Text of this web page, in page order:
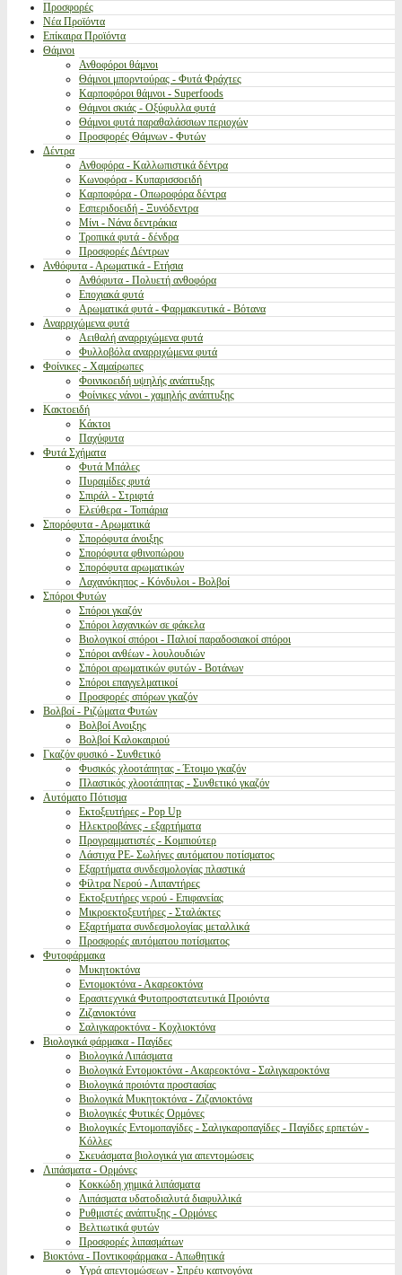
Προσφορές
Νέα Προϊόντα
Επίκαιρα Προϊόντα
Θάμνοι
Ανθοφόροι θάμνοι
Θάμνοι μπορντούρας - Φυτά Φράχτες
Καρποφόροι θάμνοι - Superfoods
Θάμνοι σκιάς - Οξύφυλλα φυτά
Θάμνοι φυτά παραθαλάσσιων περιοχών
Προσφορές Θάμνων - Φυτών
Δέντρα
Ανθοφόρα - Καλλωπιστικά δέντρα
Κωνοφόρα - Κυπαρισσοειδή
Καρποφόρα - Οπωροφόρα δέντρα
Εσπεριδοειδή - Ξυνόδεντρα
Μίνι - Νάνα δεντράκια
Τροπικά φυτά - δένδρα
Προσφορές Δέντρων
Ανθόφυτα - Αρωματικά - Ετήσια
Ανθόφυτα - Πολυετή ανθοφόρα
Εποχιακά φυτά
Αρωματικά φυτά - Φαρμακευτικά - Βότανα
Αναρριχώμενα φυτά
Αειθαλή αναρριχώμενα φυτά
Φυλλοβόλα αναρριχώμενα φυτά
Φοίνικες - Χαμαίρωπες
Φοινικοειδή υψηλής ανάπτυξης
Φοίνικες νάνοι - χαμηλής ανάπτυξης
Κακτοειδή
Κάκτοι
Παχύφυτα
Φυτά Σχήματα
Φυτά Μπάλες
Πυραμίδες φυτά
Σπιράλ - Στριφτά
Ελεύθερα - Τοπιάρια
Σπορόφυτα - Αρωματικά
Σπορόφυτα άνοιξης
Σπορόφυτα φθινοπώρου
Σπορόφυτα αρωματικών
Λαχανόκηπος - Κόνδυλοι - Βολβοί
Σπόροι Φυτών
Σπόροι γκαζόν
Σπόροι λαχανικών σε φάκελα
Βιολογικοί σπόροι - Παλιοί παραδοσιακοί σπόροι
Σπόροι ανθέων - λουλουδιών
Σπόροι αρωματικών φυτών - Βοτάνων
Σπόροι επαγγελματικοί
Προσφορές σπόρων γκαζόν
Βολβοί - Ριζώματα Φυτών
Βολβοί Ανοιξης
Βολβοί Καλοκαιριού
Γκαζόν φυσικό - Συνθετικό
Φυσικός χλοοτάπητας - Έτοιμο γκαζόν
Πλαστικός χλοοτάπητας - Συνθετικό γκαζόν
Αυτόματο Πότισμα
Εκτοξευτήρες - Pop Up
Ηλεκτροβάνες - εξαρτήματα
Προγραμματιστές - Κομπιούτερ
Λάστιχα PE- Σωλήνες αυτόματου ποτίσματος
Εξαρτήματα συνδεσμολογίας πλαστικά
Φίλτρα Νερού - Λιπαντήρες
Εκτοξευτήρες νερού - Επιφανείας
Μικροεκτοξευτήρες - Σταλάκτες
Εξαρτήματα συνδεσμολογίας μεταλλικά
Προσφορές αυτόματου ποτίσματος
Φυτοφάρμακα
Μυκητοκτόνα
Εντομοκτόνα - Ακαρεοκτόνα
Ερασιτεχνικά Φυτοπροστατευτικά Προιόντα
Ζιζανιοκτόνα
Σαλιγκαροκτόνα - Κοχλιοκτόνα
Βιολογικά φάρμακα - Παγίδες
Βιολογικά Λιπάσματα
Βιολογικά Εντομοκτόνα - Ακαρεοκτόνα - Σαλιγκαροκτόνα
Βιολογικά προιόντα προστασίας
Βιολογικά Μυκητοκτόνα - Ζιζανιοκτόνα
Βιολογικές Φυτικές Ορμόνες
Βιολογικές Εντομοπαγίδες - Σαλιγκαροπαγίδες - Παγίδες ερπετών -
Κόλλες
Σκευάσματα βιολογικά για απεντομώσεις
Λιπάσματα - Ορμόνες
Κοκκώδη χημικά λιπάσματα
Λιπάσματα υδατοδιαλυτά διαφυλλικά
Ρυθμιστές ανάπτυξης - Ορμόνες
Βελτιωτικά φυτών
Προσφορές λιπασμάτων
Βιοκτόνα - Ποντικοφάρμακα - Απωθητικά
Υγρά απεντομώσεων - Σπρέυ καπνογόνα